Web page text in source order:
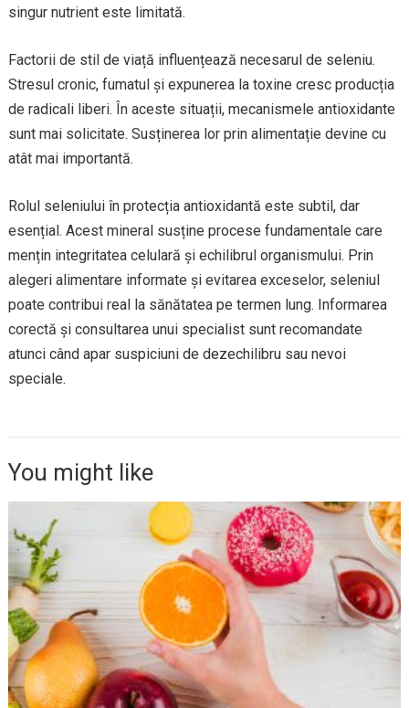
singur nutrient este limitată.
Factorii de stil de viață influențează necesarul de seleniu.
Stresul cronic, fumatul și expunerea la toxine cresc producția
de radicali liberi. În aceste situații, mecanismele antioxidante
sunt mai solicitate. Susținerea lor prin alimentație devine cu
atât mai importantă.
Rolul seleniului în protecția antioxidantă este subtil, dar
esențial. Acest mineral susține procese fundamentale care
mențin integritatea celulară și echilibrul organismului. Prin
alegeri alimentare informate și evitarea exceselor, seleniul
poate contribui real la sănătatea pe termen lung. Informarea
corectă și consultarea unui specialist sunt recomandate
atunci când apar suspiciuni de dezechilibru sau nevoi
speciale.
You might like